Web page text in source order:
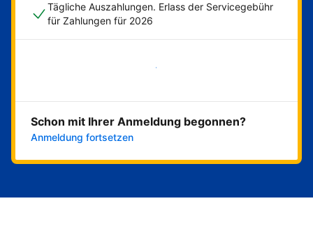
Tägliche Auszahlungen. Erlass der Servicegebühr
für Zahlungen für 2026
Jetzt loslegen
Schon mit Ihrer Anmeldung begonnen?
Anmeldung fortsetzen